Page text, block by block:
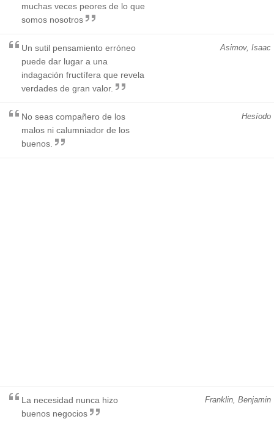
muchas veces peores de lo que
somos nosotros
Asimov, Isaac
Un sutil pensamiento erróneo
puede dar lugar a una
indagación fructífera que revela
verdades de gran valor.
Hesíodo
No seas compañero de los
malos ni calumniador de los
buenos.
Franklin, Benjamin
La necesidad nunca hizo
buenos negocios